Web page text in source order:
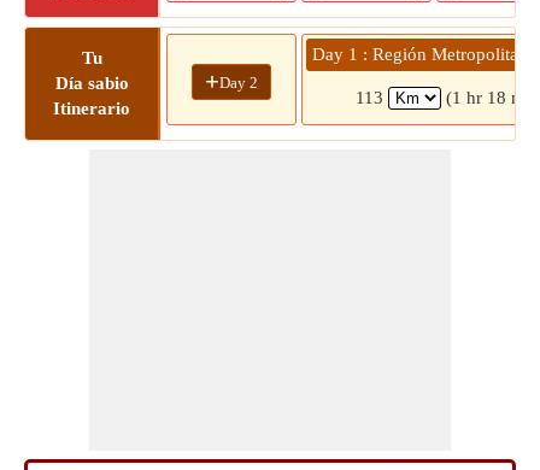
Tu
Día sabio
Itinerario
+Day 2
Day 1 : Región
113 (1 hr 18